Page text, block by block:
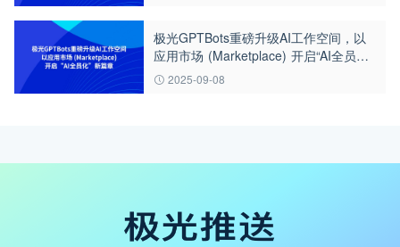
极光GPTBots重磅升级AI工作空间，以
应用市场 (Marketplace) 开启“AI全员
化”新篇章
2025-09-08